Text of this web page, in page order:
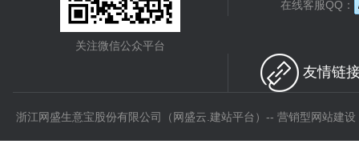
关注微信公众平台
在线客服QQ：
友情链
浙江网盛生意宝股份有限公司（网盛云.建站平台）-- 营销型网站建